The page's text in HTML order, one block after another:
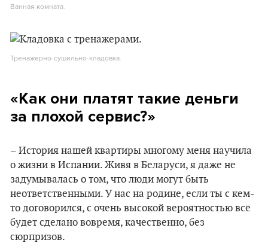
Ванная комната.
Тренажерно-сушильно-кладовка.
«Как они платят такие деньги
за плохой сервис?»
– История нашей квартиры многому меня научила
о жизни в Испании. Живя в Беларуси, я даже не
задумывалась о том, что люди могут быть
неответственными. У нас на родине, если ты с кем-
то договорился, с очень высокой вероятностью всё
будет сделано вовремя, качественно, без
сюрпризов.